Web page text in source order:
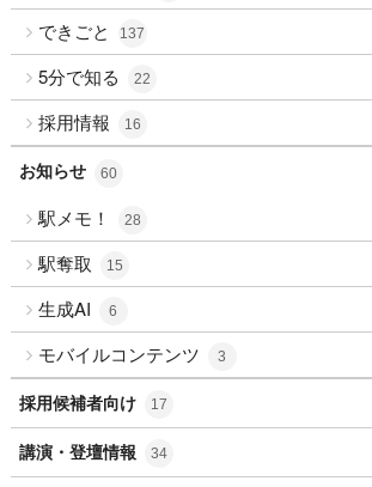
できごと 137
5分で知る 22
採用情報 16
お知らせ 60
駅メモ！ 28
駅奪取 15
生成AI 6
モバイルコンテンツ 3
採用候補者向け 17
講演・登壇情報 34